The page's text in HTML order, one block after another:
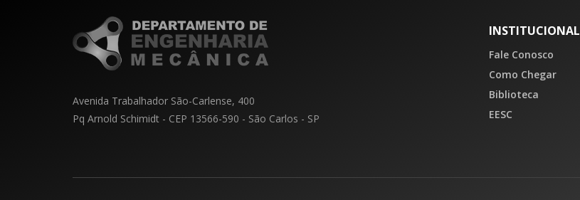
Avenida Trabalhador São-Carlense, 400
Pq Arnold Schimidt - CEP 13566-590 - São Carlos - SP
INSTITUCIONAL
Fale Conosco
Como Chegar
Biblioteca
EESC